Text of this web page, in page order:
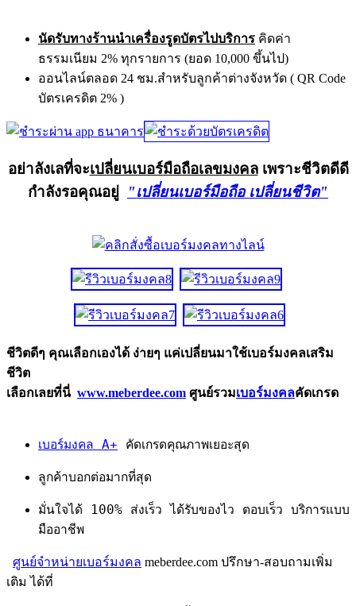
นัดรับทางร้านนำเครื่องรูดบัตรไปบริการ คิดค่า
ธรรมเนียม 2% ทุกรายการ (ยอด 10,000 ขึ้นไป)
ออนไลน์ตลอด 24 ชม.สำหรับลูกค้าต่างจังหวัด ( QR Code
บัตรเครดิต 2% )
อย่าลังเลที่จะเปลี่ยนเบอร์มือถือเลขมงคลเพราะชีวิตดีดี
กำลังรอคุณอยู่
"เปลี่ยนเบอร์มือถือ เปลี่ยนชีวิต"
ชีวิตดีๆ คุณเลือกเองได้ ง่ายๆ แค่เปลี่ยนมาใช้เบอร์มงคลเสริม
ชีวิต
เลือกเลยที่นี่ www.meberdee.com ศูนย์รวมเบอร์มงคลคัดเกรด
เบอร์มงคล A+ คัดเกรดคุณภาพเยอะสุด
ลูกค้าบอกต่อมากที่สุด
มั่นใจได้ 100% ส่งเร็ว ได้รับของไว ตอบเร็ว บริการแบบ
มืออาชีพ
ศูนย์จำหน่ายเบอร์มงคล meberdee.com ปรึกษา-สอบถามเพิ่ม
เติม ได้ที่